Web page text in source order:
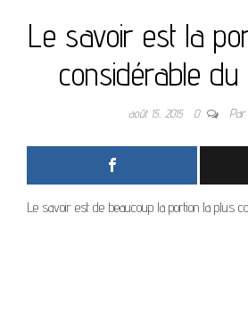
Le savoir est la
considérable
août 15, 2015 0 Par
Le savoir est de beaucoup la portion la plus